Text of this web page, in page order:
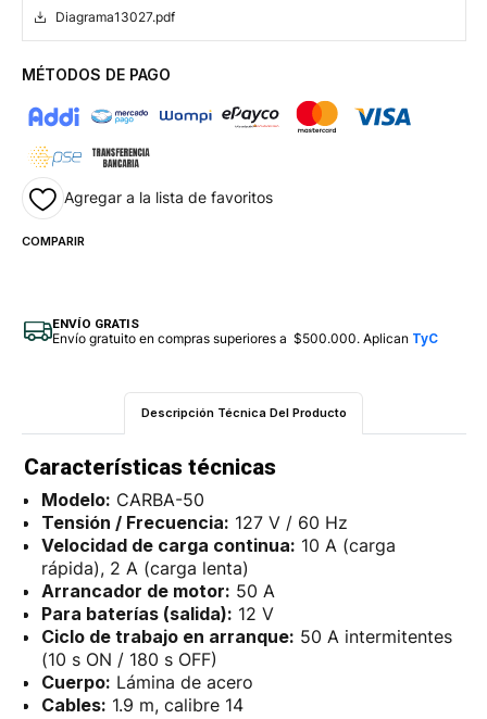
Diagrama13027.pdf
MÉTODOS DE PAGO
Agregar a la lista de favoritos
COMPARIR
ENVÍO GRATIS
Envío gratuito en compras superiores a $500.000. Aplican TyC
Descripción Técnica Del Producto
Características técnicas
Modelo: CARBA-50
Tensión / Frecuencia: 127 V / 60 Hz
Velocidad de carga continua: 10 A (carga
rápida), 2 A (carga lenta)
Arrancador de motor: 50 A
Para baterías (salida): 12 V
Ciclo de trabajo en arranque: 50 A intermitentes
(10 s ON / 180 s OFF)
Cuerpo: Lámina de acero
Cables: 1.9 m, calibre 14